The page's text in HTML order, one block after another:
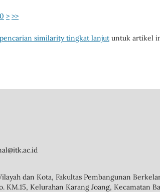
> >>
similarity tingkat lanjut untuk artikel
dan Kota, Fakultas Pembangunan
KM.15, Kelurahan Karang Joang, Kecamatan